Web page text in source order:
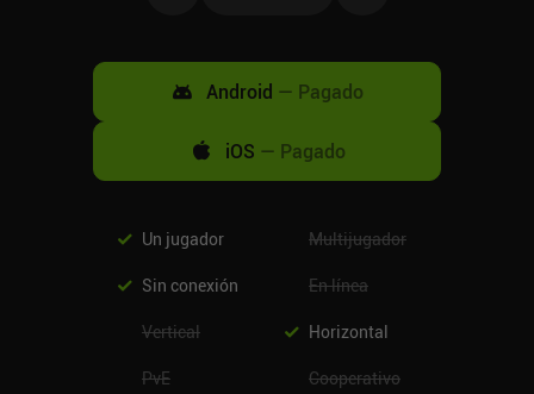
Android — Pagado
iOS — Pagado
Un jugador Multijugador
Sin conexión En línea
Vertical Horizontal
PvE Cooperativo